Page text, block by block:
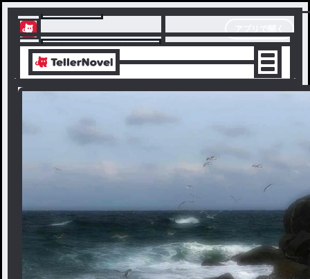
テラーノベル
アプリでサクサク楽しめる